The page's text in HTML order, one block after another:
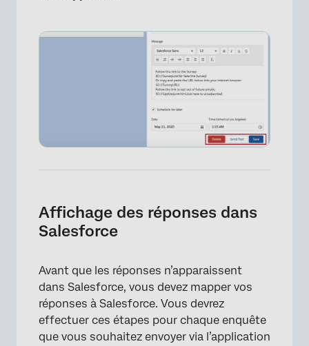
×
Affichage des réponses dans
Salesforce
Avant que les réponses n’apparaissent
dans Salesforce, vous devez mapper vos
réponses à Salesforce. Vous devrez
effectuer ces étapes pour chaque enquête
que vous souhaitez envoyer via l’application